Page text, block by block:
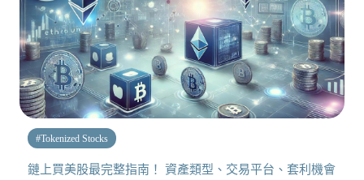
#Tokenized Stocks
鏈上買美股最完整指南！ 資產類型、交易平台、套利機會